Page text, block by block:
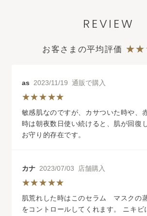
REVIEW
お客さまの平均評価
as 2023/11/19 通販で購入
敏感肌なのですが、カサついた時や、
時は朝夜数日使い続けると、肌が回復
お守り的存在です。
カナ2023/07/03 店舗購入
肌荒れした時はこのセラム マスクの
をコントロールしてくれます。 ニキビ